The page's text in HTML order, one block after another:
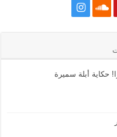
حكاية أبلة سميرة